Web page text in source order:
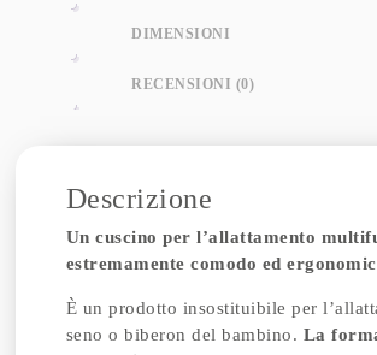
DIMENSIONI
RECENSIONI (0)
Descrizione
Un cuscino per l’allattamento
estremamente comodo ed
È un prodotto insostituibile per
seno o biberon del bambino. La